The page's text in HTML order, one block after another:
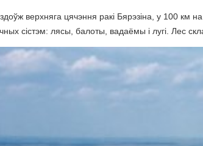
верхняга цячэння ракі Бярэзіна, у 100 км
сістэм: лясы, балоты, вадаёмы і лугі. Лес